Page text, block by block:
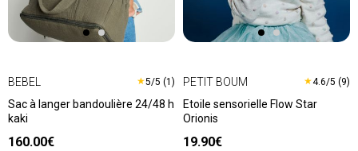
BEBEL ★5/5 (1)
Sac à langer bandoulière 24/48 h
kaki
160.00€
PETIT BOUM ★4.6/5 (9)
Etoile sensorielle Flow Star
Orionis
19.90€